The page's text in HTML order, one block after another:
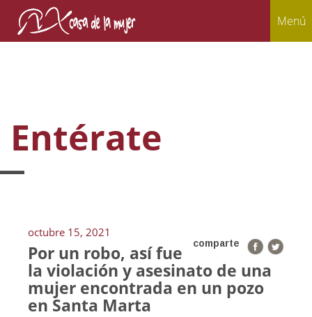
Menú
Entérate
octubre 15, 2021
comparte
Por un robo, así fue
la violación y asesinato de una
mujer encontrada en un pozo
en Santa Marta